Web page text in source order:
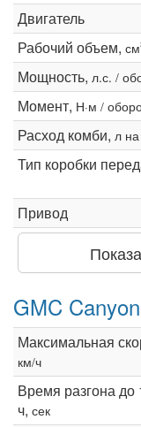
Двигатель
Рабочий объем, см
Мощность, л.с. /
Момент, Н·м /
Расход комби, л
Тип коробки
Привод
GMC
Максимальная
км/ч
Время разгона до
ч, сек